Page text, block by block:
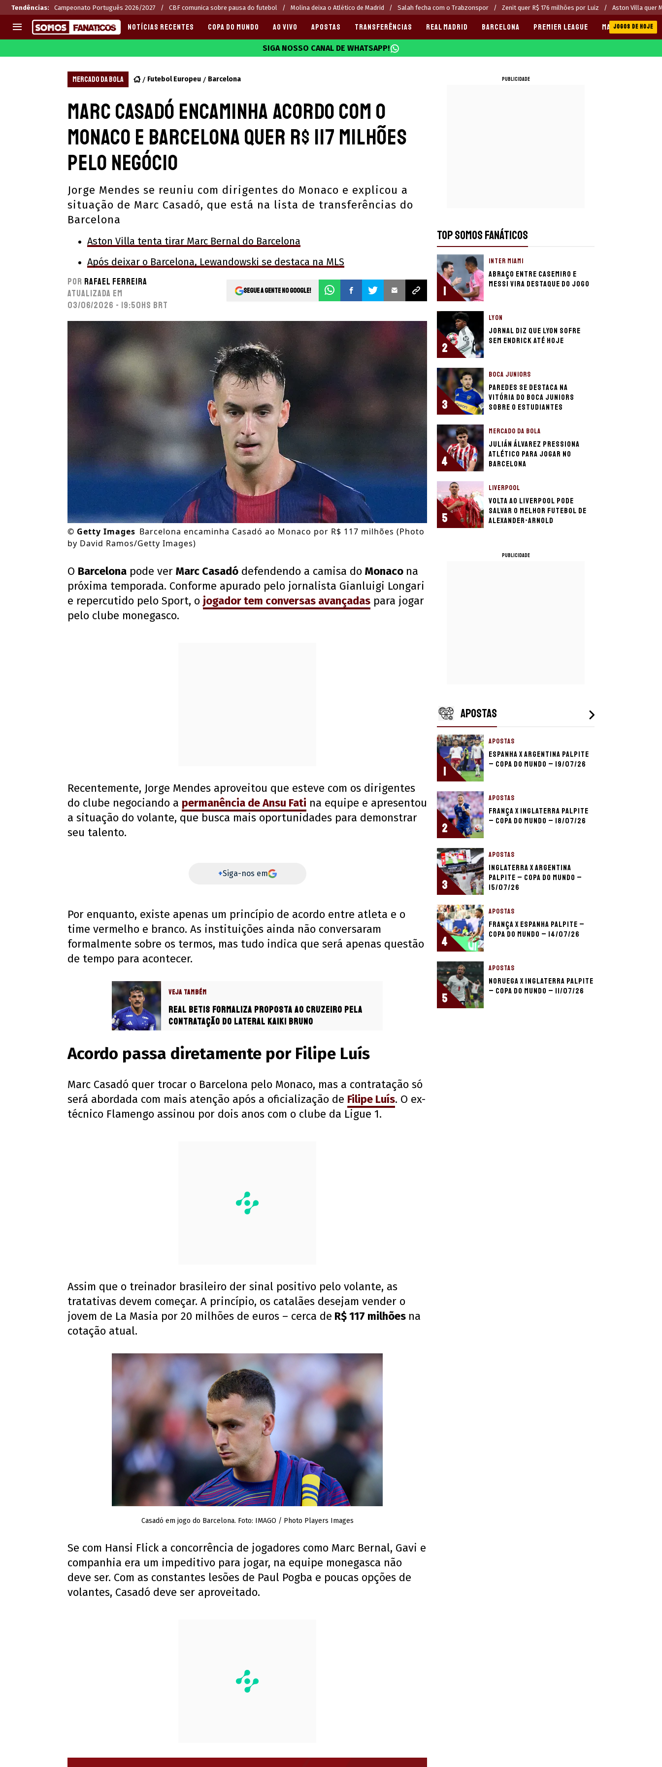
Tendências: Campeonato Português 2026/2027 CBF comunica sobre pausa do futebol Molina deixa o Atlético de Madrid Salah fecha com o Trabzonspor Zenit quer R$ 176 milhões por Luiz Aston Villa quer
CHAMPIONS LEAGUE
PREMIER LEAGUE
LIGA PORTUGUESA
Melhores sites de apostas 2025
Últimas
CASAS DE APOSTAS
CÓDIGOS e OFERTAS
APPS
NOTÍCIAS RECENTES COPA DO MUNDO AO VIVO APOSTAS TRANSFERÊNCIAS REAL MADRID BARCELONA PREMIER LEAGUE MANCHESTER CITY
JOGOS DE HOJE
SIGA NOSSO CANAL DE WHATSAPP!
MERCADO DA BOLA Futebol Europeu Barcelona
Marc Casadó encaminha acordo com o
Monaco e Barcelona quer R$ 117 milhões
pelo negócio
Jorge Mendes se reuniu com dirigentes do Monaco e explicou a
situação de Marc Casadó, que está na lista de transferências do
Barcelona
Aston Villa tenta tirar Marc Bernal do Barcelona
Após deixar o Barcelona, Lewandowski se destaca na MLS
Por Rafael Ferreira
Atualizada em
03/06/2026 - 19:50hs BRT
Segue a gente no Google!
© Getty Images Barcelona encaminha Casadó ao Monaco por R$ 117 milhões (Photo
by David Ramos/Getty Images)
O Barcelona pode ver Marc Casadó defendendo a camisa do Monaco na
próxima temporada. Conforme apurado pelo jornalista Gianluigi Longari
e repercutido pelo Sport, o jogador tem conversas avançadas para jogar
pelo clube monegasco.
Recentemente, Jorge Mendes aproveitou que esteve com os dirigentes
do clube negociando a permanência de Ansu Fati na equipe e apresentou
a situação do volante, que busca mais oportunidades para demonstrar
seu talento.
+Siga-nos em
Por enquanto, existe apenas um princípio de acordo entre atleta e o
time vermelho e branco. As instituições ainda não conversaram
formalmente sobre os termos, mas tudo indica que será apenas questão
de tempo para acontecer.
VEJA TAMBÉM
Real Betis formaliza proposta ao Cruzeiro pela
contratação do lateral Kaiki Bruno
Acordo passa diretamente por Filipe Luís
Marc Casadó quer trocar o Barcelona pelo Monaco, mas a contratação só
será abordada com mais atenção após a oficialização de Filipe Luís. O ex-
técnico Flamengo assinou por dois anos com o clube da Ligue 1.
Assim que o treinador brasileiro der sinal positivo pelo volante, as
tratativas devem começar. A princípio, os catalães desejam vender o
jovem de La Masia por 20 milhões de euros – cerca de R$ 117 milhões na
cotação atual.
Casadó em jogo do Barcelona. Foto: IMAGO / Photo Players Images
Se com Hansi Flick a concorrência de jogadores como Marc Bernal, Gavi e
companhia era um impeditivo para jogar, na equipe monegasca não
deve ser. Com as constantes lesões de Paul Pogba e poucas opções de
volantes, Casadó deve ser aproveitado.
PUBLICIDADE
TOP SOMOS FANÁTICOS
1
INTER MIAMI
Abraço entre Casemiro e
Messi vira destaque do jogo
2
LYON
Jornal diz que Lyon sofre
sem Endrick até hoje
3
BOCA JUNIORS
Paredes se destaca na
vitória do Boca Juniors
sobre o Estudiantes
4
MERCADO DA BOLA
Julián Álvarez pressiona
Atlético para jogar no
Barcelona
5
LIVERPOOL
Volta ao Liverpool pode
salvar o melhor futebol de
Alexander-Arnold
PUBLICIDADE
APOSTAS
1
APOSTAS
Espanha x Argentina palpite
– Copa do Mundo – 19/07/26
2
APOSTAS
França x Inglaterra palpite
– Copa do Mundo – 18/07/26
3
APOSTAS
Inglaterra x Argentina
palpite – Copa do Mundo –
15/07/26
4
APOSTAS
França x Espanha palpite –
Copa do Mundo – 14/07/26
5
APOSTAS
Noruega x Inglaterra palpite
– Copa do Mundo – 11/07/26